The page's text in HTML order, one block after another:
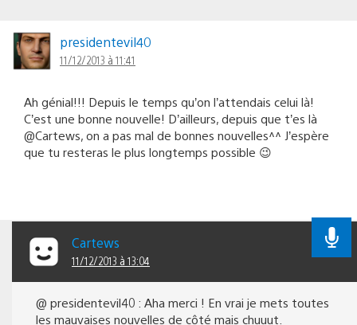
presidentevil40
11/12/2013 à 11:41
Ah génial!!! Depuis le temps qu’on l’attendais celui là!
C’est une bonne nouvelle! D’ailleurs, depuis que t’es là
@Cartews, on a pas mal de bonnes nouvelles^^ J’espère
que tu resteras le plus longtemps possible 😉
Cartews
11/12/2013 à 13:04
@ presidentevil40 : Aha merci ! En vrai je mets toutes
les mauvaises nouvelles de côté mais chuuut.